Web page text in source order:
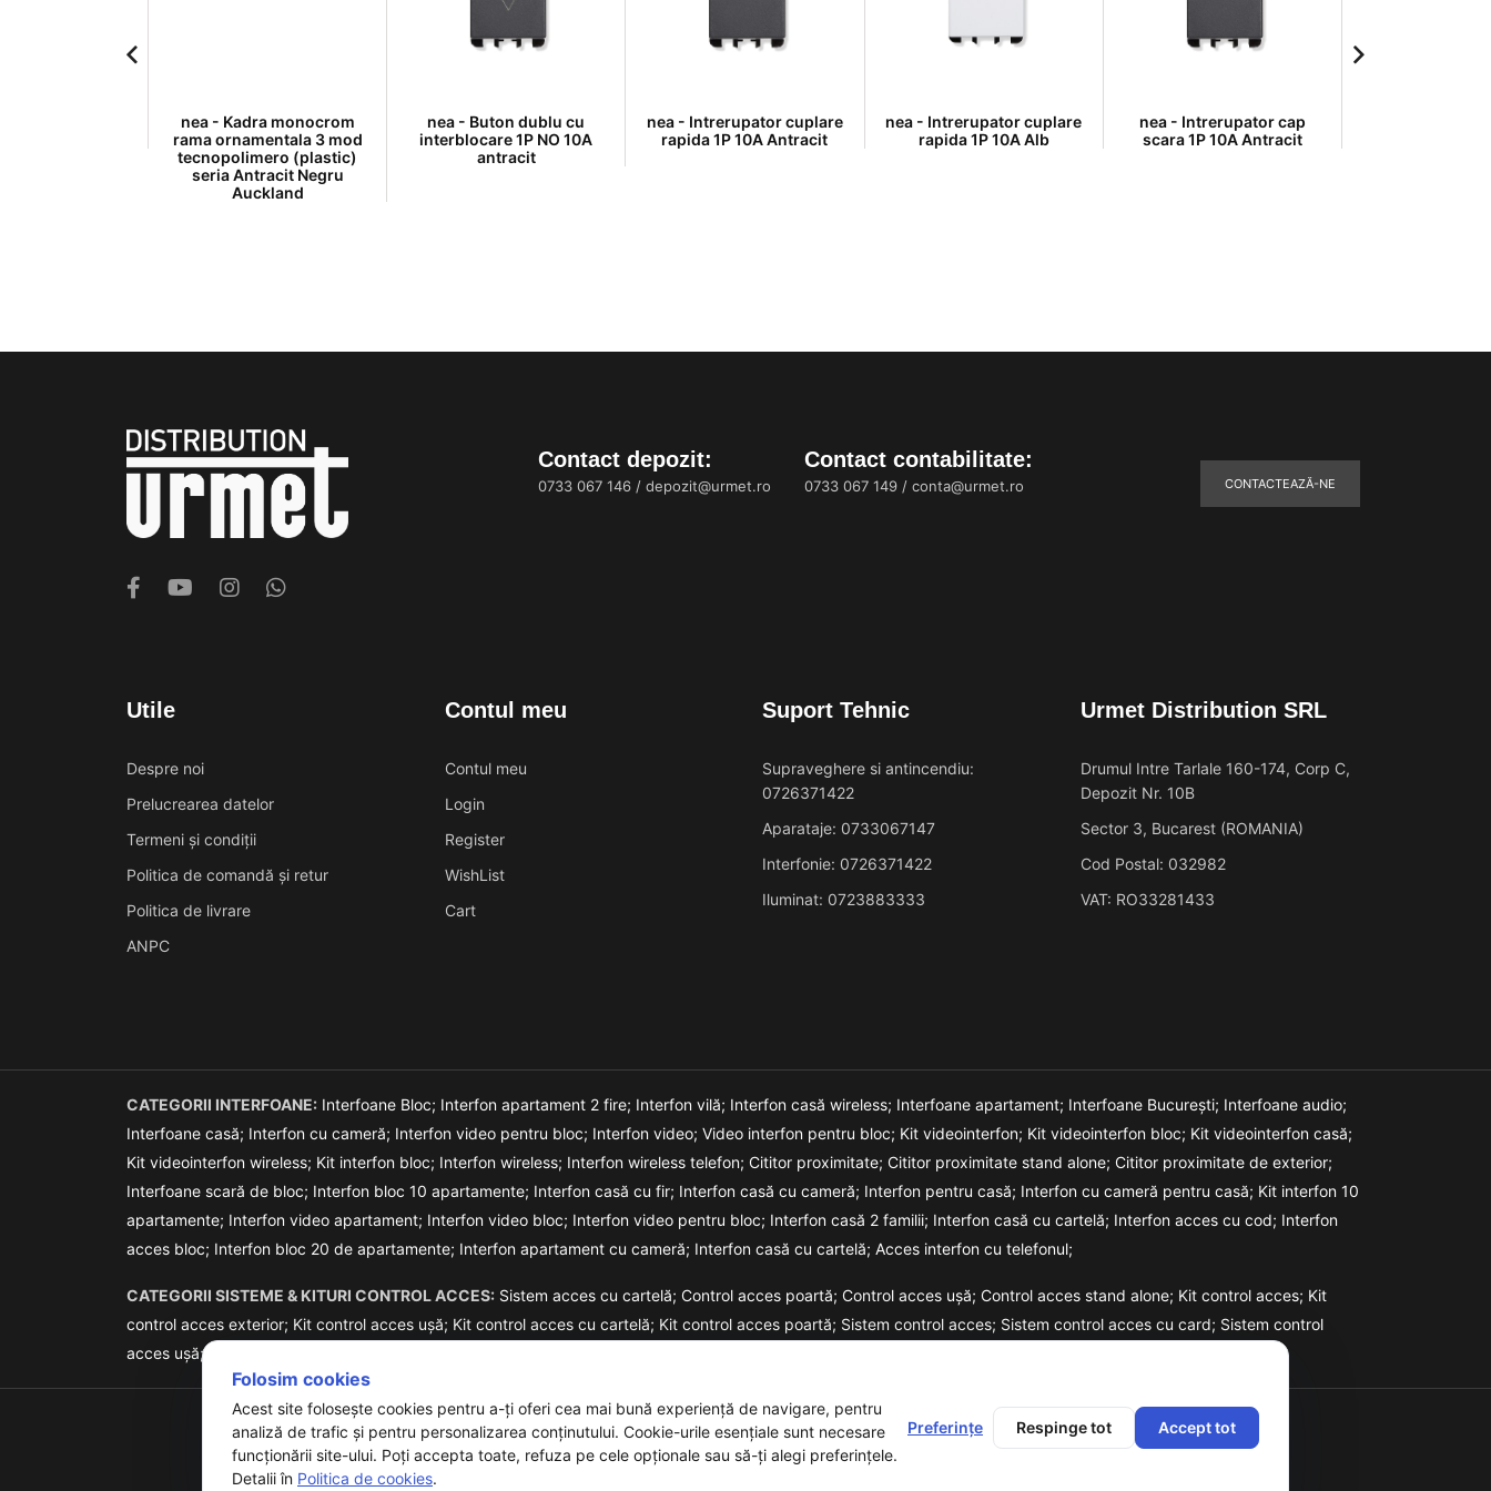
nea - Kadra monocrom
rama ornamentala 3 mod
tecnopolimero (plastic)
seria Antracit Negru
Auckland
nea - Buton dublu cu
interblocare 1P NO 10A
antracit
nea - Intrerupator cuplare
rapida 1P 10A Antracit
nea - Intrerupator cuplare
rapida 1P 10A Alb
nea - Intrerupator cap
scara 1P 10A Antracit
Contact depozit:
0733 067 146 / depozit@urmet.ro
Contact contabilitate:
0733 067 149 / conta@urmet.ro CONTACTEAZĂ-NE
Utile
Despre noi
Prelucrearea datelor
Termeni și condiții
Politica de comandă și retur
Politica de livrare
ANPC
Contul meu
Contul meu
Login
Register
WishList
Cart
Suport Tehnic
Supraveghere si antincendiu:
0726371422
Aparataje: 0733067147
Interfonie: 0726371422
Iluminat: 0723883333
Urmet Distribution SRL
Drumul Intre Tarlale 160-174, Corp C,
Depozit Nr. 10B
Sector 3, Bucarest (ROMANIA)
Cod Postal: 032982
VAT: RO33281433
CATEGORII INTERFOANE: Interfoane Bloc; Interfon apartament 2 fire; Interfon vilă; Interfon casă wireless; Interfoane apartament; Interfoane București; Interfoane audio;
Interfoane casă; Interfon cu cameră; Interfon video pentru bloc; Interfon video; Video interfon pentru bloc; Kit videointerfon; Kit videointerfon bloc; Kit videointerfon casă;
Kit videointerfon wireless; Kit interfon bloc; Interfon wireless; Interfon wireless telefon; Cititor proximitate; Cititor proximitate stand alone; Cititor proximitate de exterior;
Interfoane scară de bloc; Interfon bloc 10 apartamente; Interfon casă cu fir; Interfon casă cu cameră; Interfon pentru casă; Interfon cu cameră pentru casă; Kit interfon 10
apartamente; Interfon video apartament; Interfon video bloc; Interfon video pentru bloc; Interfon casă 2 familii; Interfon casă cu cartelă; Interfon acces cu cod; Interfon
acces bloc; Interfon bloc 20 de apartamente; Interfon apartament cu cameră; Interfon casă cu cartelă; Acces interfon cu telefonul;
CATEGORII SISTEME & KITURI CONTROL ACCES: Sistem acces cu cartelă; Control acces poartă; Control acces ușă; Control acces stand alone; Kit control acces; Kit
control acces exterior; Kit control acces ușă; Kit control acces cu cartelă; Kit control acces poartă; Sistem control acces; Sistem control acces cu card; Sistem control
acces ușă;
Folosim cookies
Acest site folosește cookies pentru a-ți oferi cea mai bună experiență de navigare, pentru
analiză de trafic și pentru personalizarea conținutului. Cookie-urile esențiale sunt necesare
funcționării site-ului. Poți accepta toate, refuza pe cele opționale sau să-ți alegi preferințele.
Detalii în Politica de cookies.
Preferințe Respinge tot Accept tot